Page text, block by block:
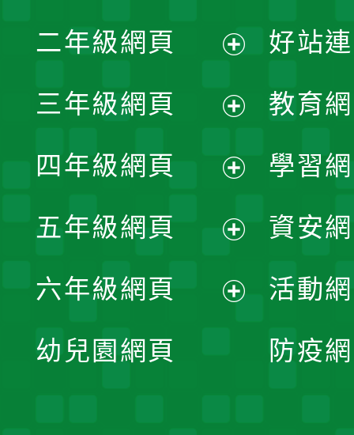
開
選
單
二年級網頁
開
選
單
三年級網頁
開
選
單
四年級網頁
開
選
五年級網頁
開
六年級網頁
幼兒園網頁
好站
教育
學習
資安
活動
防疫